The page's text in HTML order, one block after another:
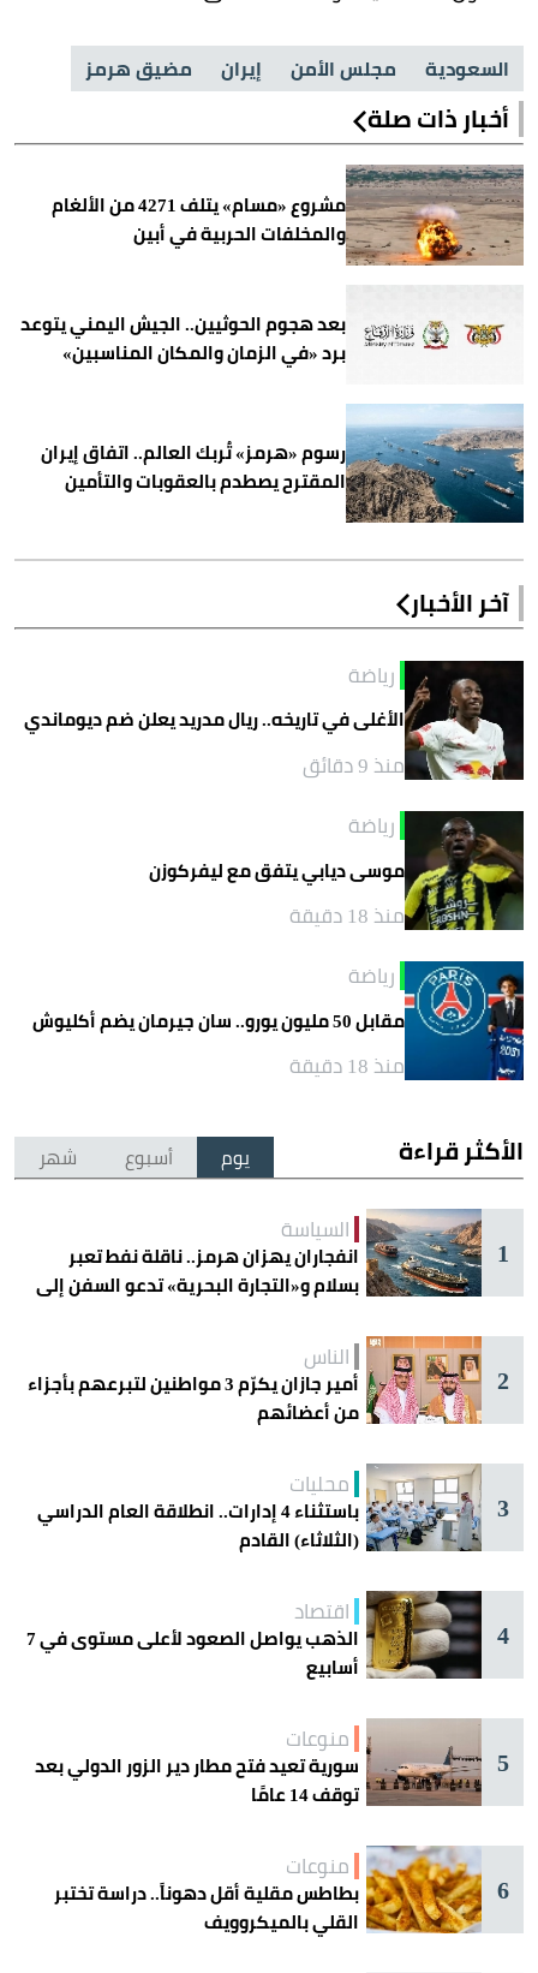
السعودية مجلس الأمن إيران مضيق هرمز
أخبار ذات صلة
مشروع «مسام» يتلف 4271 من الألغام
والمخلفات الحربية في أبين
بعد هجوم الحوثيين.. الجيش اليمني يتوعد
برد «في الزمان والمكان المناسبين»
رسوم «هرمز» تُربك العالم.. اتفاق إيران
المقترح يصطدم بالعقوبات والتأمين
آخر الأخبار
رياضة
الأغلى في تاريخه.. ريال مدريد يعلن ضم ديوماندي
منذ 9 دقائق
رياضة
موسى ديابي يتفق مع ليفركوزن
منذ 18 دقيقة
رياضة
مقابل 50 مليون يورو.. سان جيرمان يضم أكليوش
منذ 18 دقيقة
الأكثر قراءة يوم أسبوع شهر
1
السياسة
انفجاران يهزان هرمز.. ناقلة نفط تعبر
بسلام و«التجارة البحرية» تدعو السفن إلى
2
الناس
أمير جازان يكرّم 3 مواطنين لتبرعهم بأجزاء
من أعضائهم
3
محليات
باستثناء 4 إدارات.. انطلاقة العام الدراسي
(الثلاثاء) القادم
4
اقتصاد
الذهب يواصل الصعود لأعلى مستوى في 7
أسابيع
5
منوعات
سورية تعيد فتح مطار دير الزور الدولي بعد
توقف 14 عامًا
6
منوعات
بطاطس مقلية أقل دهوناً.. دراسة تختبر
القلي بالميكروويف